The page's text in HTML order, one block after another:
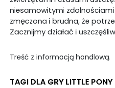
niesamowitymi
zmęczona i brudna, że
Zacznijmy działać i
Treść z informacją handlową.
TAGI DLA GRY LITTLE PONY